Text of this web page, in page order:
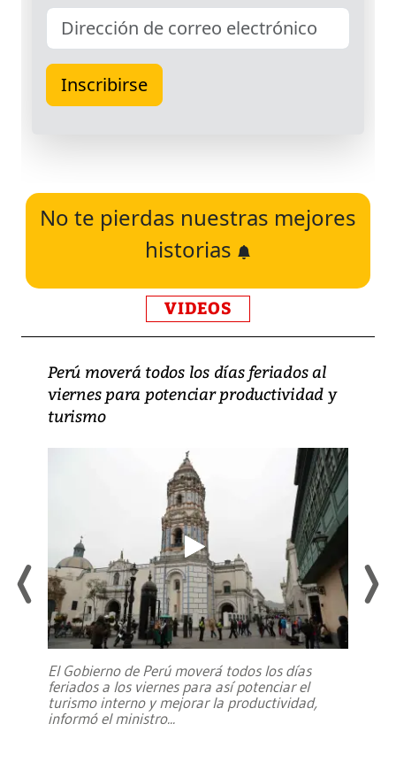
No te pierdas nuestras mejores
historias
VIDEOS
Perú moverá todos los días feriados al
viernes para potenciar productividad y
turismo
El Gobierno de Perú moverá todos los días
feriados a los viernes para así potenciar el
turismo interno y mejorar la productividad,
informó el ministro...